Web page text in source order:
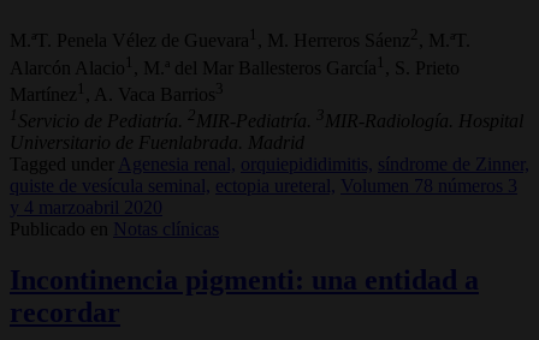
M.ªT. Penela Vélez de Guevara 1 , M. Herreros Sáenz
, M.ªT.
Alarcón Alacio 1 , M.ª del Mar Ballesteros García 1
, S. Prieto
Martínez 1 , A. Vaca Barrios 3
1 Servicio de Pediatría. 2 MIR-Pediatría. 3 MIR-Radiología. Hospital
Universitario de Fuenlabrada. Madrid
Tagged under
Agenesia renal, orquiepididimitis, síndrome de Zinner,
quiste de vesícula seminal,
ectopia ureteral,
Volumen 78 números 3
y 4 marzoabril 2020
Publicado en
Notas clínicas
Incontinencia pigmenti: una entidad a
recordar